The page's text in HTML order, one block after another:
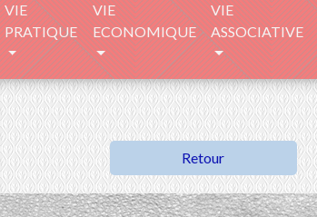
VIE
PRATIQUE
VIE
ECONOMIQUE
VIE
ASSOCIATIVE
Retour